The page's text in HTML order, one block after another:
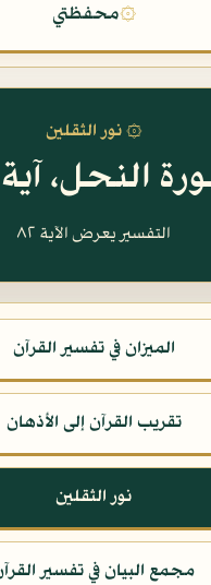
۞محفظتي
۞ نور الثقلين
النحل، آية ٨٢
التفسير يعرض الآية ٨٢
الميزان في تفسير القرآن
تقريب القرآن إلى الأذهان
نور الثقلين
مجمع البيان في تفسير